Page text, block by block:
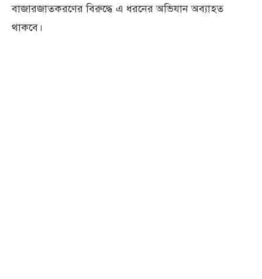
বাজারজাতকরণের বিরুদ্ধে এ ধরনের অভিযান অব্যাহত
থাকবে।